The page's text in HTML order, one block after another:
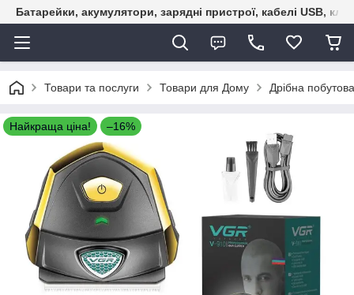
Батарейки, акумулятори, зарядні пристрої, кабелі USB,
Товари та послуги Товари для Дому Дрібна
Найкраща ціна! –16%